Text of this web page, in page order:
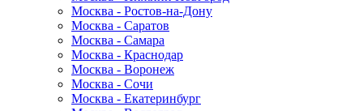
Москва - Ростов-на-Дону
Москва - Саратов
Москва - Самара
Москва - Краснодар
Москва - Воронеж
Москва - Сочи
Москва - Екатеринбург